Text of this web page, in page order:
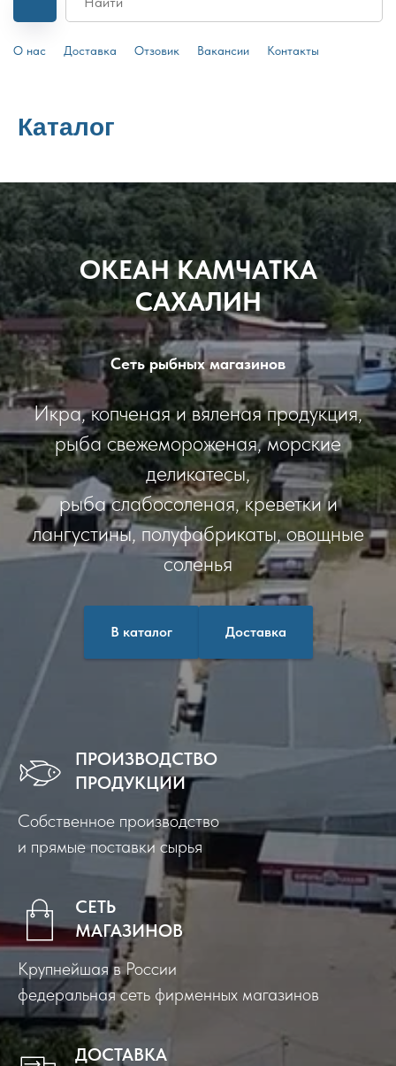
О нас Доставка Отзовик Вакансии Контакты
Каталог
ОКЕАН КАМЧАТКА
САХАЛИН
Сеть рыбных магазинов
Икра, копченая и вяленая продукция,
рыба свежемороженая, морские
деликатесы,
рыба слабосоленая, креветки и
лангустины, полуфабрикаты, овощные
соленья
В каталог Доставка
ПРОИЗВОДСТВО
ПРОДУКЦИИ
Собственное производство
и прямые поставки сырья
СЕТЬ
МАГАЗИНОВ
Крупнейшая в России
федеральная сеть фирменных магазинов
ДОСТАВКА